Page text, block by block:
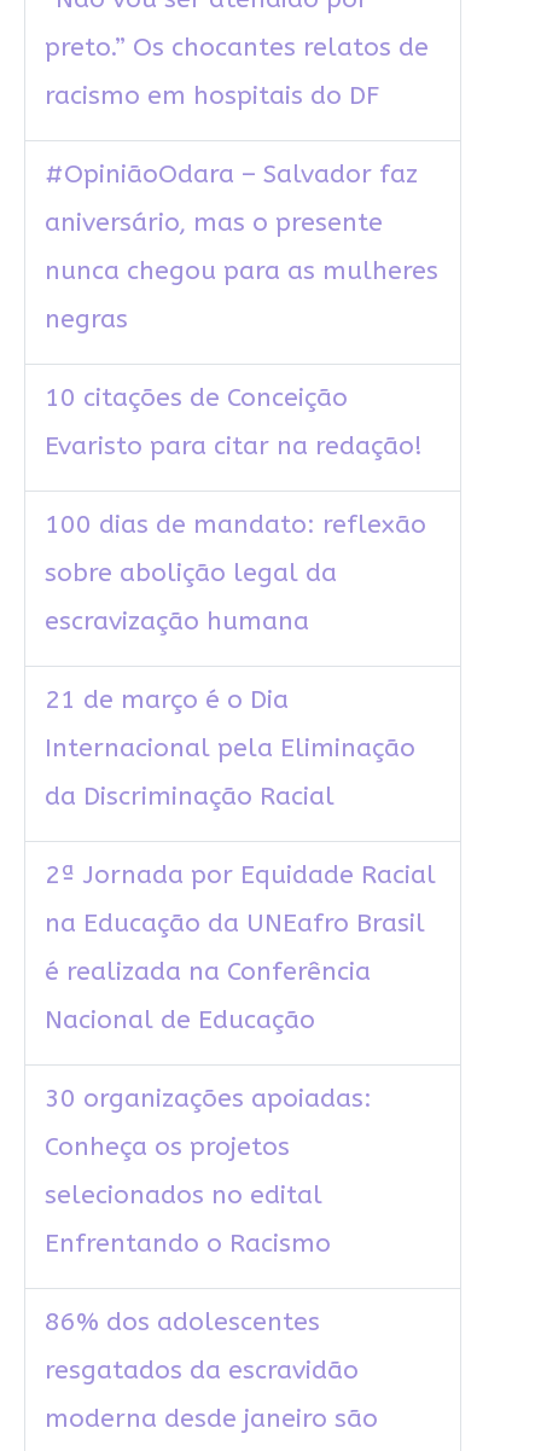
preto.” Os chocantes relatos de
racismo em hospitais do DF
#OpiniãoOdara – Salvador faz
aniversário, mas o presente
nunca chegou para as mulheres
negras
10 citações de Conceição
Evaristo para citar na redação!
100 dias de mandato: reflexão
sobre abolição legal da
escravização humana
21 de março é o Dia
Internacional pela Eliminação
da Discriminação Racial
2ª Jornada por Equidade Racial
na Educação da UNEafro Brasil
é realizada na Conferência
Nacional de Educação
30 organizações apoiadas:
Conheça os projetos
selecionados no edital
Enfrentando o Racismo
86% dos adolescentes
resgatados da escravidão
moderna desde janeiro são